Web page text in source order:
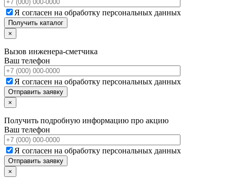
Я согласен на обработку персональных данных
×
Вызов инженера-сметчика
Ваш телефон
Я согласен на обработку персональных данных
×
Получить подробную информацию про акцию
Ваш телефон
Я согласен на обработку персональных данных
×